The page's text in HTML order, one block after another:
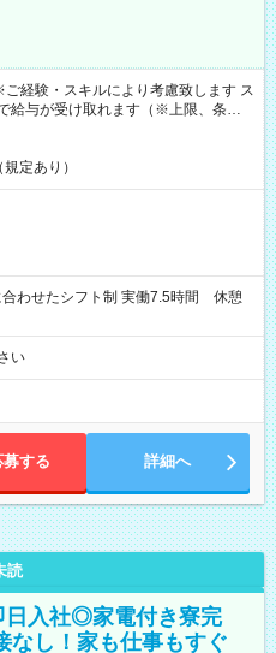
経験・スキルにより考慮致します ス
給与が受け取れます（※上限、条件
定あり）
い
募する 詳細へ
読
日入社◎家電付き寮完
なし！家も仕事もすぐ